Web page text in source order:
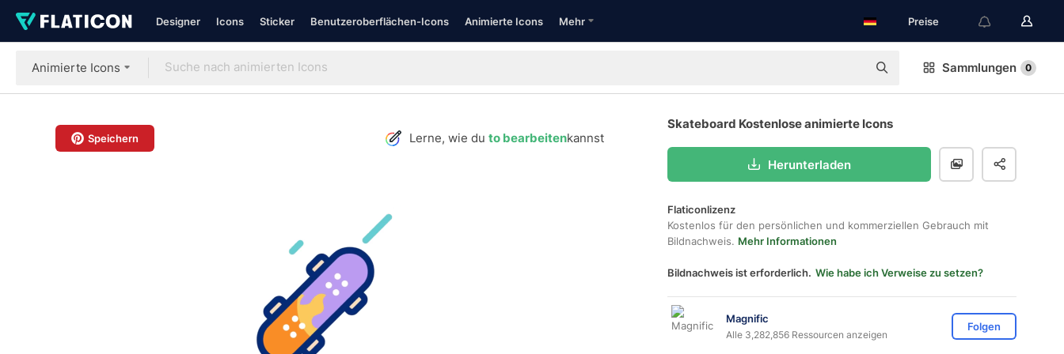
Designer Icons Sticker Benutzeroberflächen-Icons Animierte Icons Mehr Preise
Animierte Icons Sammlungen 0
Speichern Lerne, wie du to bearbeitenkannst
Skateboard Kostenlose animierte Icons
Herunterladen
Flaticonlizenz
Kostenlos für den persönlichen und kommerziellen Gebrauch mit
Bildnachweis. Mehr Informationen
Bildnachweis ist erforderlich. Wie habe ich Verweise zu setzen?
Magnific
Alle 3,282,856 Ressourcen anzeigen
Folgen